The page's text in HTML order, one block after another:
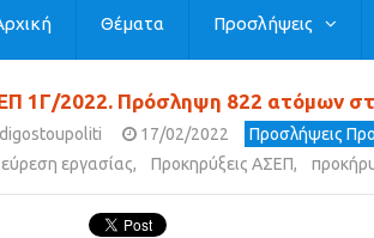
Θέματα Προσλήψεις
1Γ/2022. Πρόσληψη 822 ατόμων
17/02/2022
Προσλήψεις
εύρεση εργασίας, Προκηρύξεις ΑΣΕΠ,